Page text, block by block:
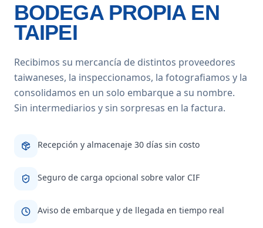
BODEGA PROPIA EN
TAIPEI
Recibimos su mercancía de distintos proveedores
taiwaneses, la inspeccionamos, la fotografiamos y la
consolidamos en un solo embarque a su nombre.
Sin intermediarios y sin sorpresas en la factura.
Recepción y almacenaje 30 días sin costo
Seguro de carga opcional sobre valor CIF
Aviso de embarque y de llegada en tiempo real